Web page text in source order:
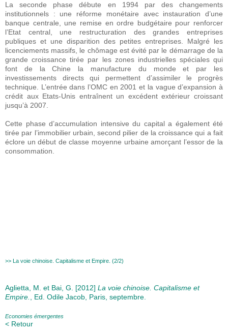
La seconde phase débute en 1994 par des changements
institutionnels : une réforme monétaire avec instauration d’une
banque centrale, une remise en ordre budgétaire pour renforcer
l’Etat central, une restructuration des grandes entreprises
publiques et une disparition des petites entreprises. Malgré les
licenciements massifs, le chômage est évité par le démarrage de la
grande croissance tirée par les zones industrielles spéciales qui
font de la Chine la manufacture du monde et par les
investissements directs qui permettent d’assimiler le progrès
technique. L’entrée dans l’OMC en 2001 et la vague d’expansion à
crédit aux Etats-Unis entraînent un excédent extérieur croissant
jusqu’à 2007.
Cette phase d’accumulation intensive du capital a également été
tirée par l’immobilier urbain, second pilier de la croissance qui a fait
éclore un début de classe moyenne urbaine amorçant l’essor de la
consommation.
>> La voie chinoise. Capitalisme et Empire. (2/2)
Aglietta, M. et Bai, G. [2012] La voie chinoise. Capitalisme et
Empire., Ed. Odile Jacob, Paris, septembre.
Economies émergentes
< Retour